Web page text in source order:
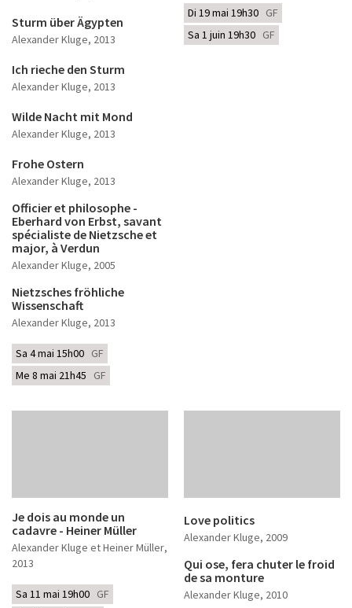
Sturm über Ägypten
Alexander Kluge, 2013
Ich rieche den Sturm
Alexander Kluge, 2013
Wilde Nacht mit Mond
Alexander Kluge, 2013
Frohe Ostern
Alexander Kluge, 2013
Officier et philosophe -
Eberhard von Erbst, savant
spécialiste de Nietzsche et
major, à Verdun
Alexander Kluge, 2005
Nietzsches fröhliche
Wissenschaft
Alexander Kluge, 2013
Sa 4 mai 15h00 GF
Me 8 mai 21h45 GF
Di 19 mai 19h30 GF
Sa 1 juin 19h30 GF
Je dois au monde un
cadavre - Heiner Müller
Alexander Kluge et Heiner Müller,
2013
Sa 11 mai 19h00 GF
Love politics
Alexander Kluge, 2009
Qui ose, fera chuter le froid
de sa monture
Alexander Kluge, 2010